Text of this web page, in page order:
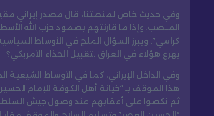
وفي حديث خاص لمنصتنا، قال مصدر إيراني
المنصب. وإذا ما قارنتهم بصمود حزب الله
كراسي”. ويبرز السؤال الملح في الأوساط
يهرع هؤلاء في العراق لتقبيل الحذاء الأمريكي؟
وفي الداخل الإيراني، كما في الأوساط الشيعية
هذا الموقف بـ “خيانة أهل الكوفة للإمام
ثم نكصوا على أعقابهم عند وصول جيش